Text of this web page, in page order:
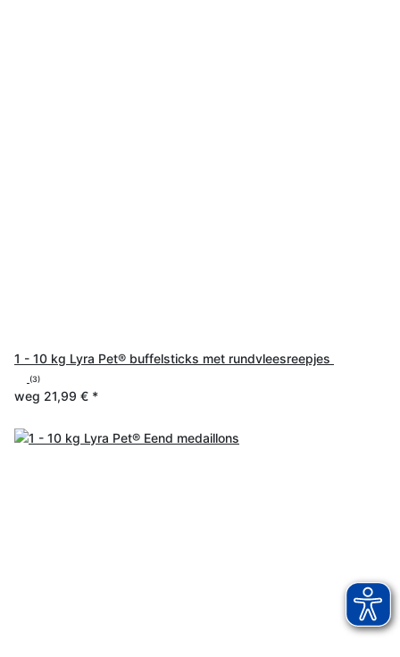
1 - 10 kg Lyra Pet® buffelsticks met rundvleesreepjes
(3)
weg 21,99 € *